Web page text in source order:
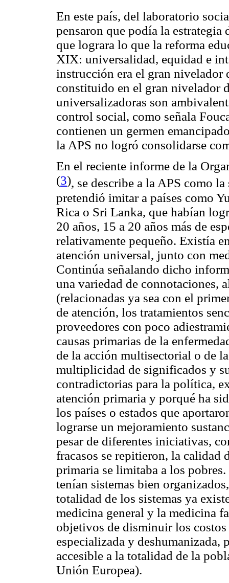
En este país, del laboratorio
pensaron que podía la
que lograra lo que la reforma
XIX: universalidad, equidad e
instrucción era el gran nivelador
constituido en el gran nivelador
universalizadoras son
control social, como señala
contienen un germen
la APS no logró consolidarse
En el reciente informe de la
(3), se describe a la APS como
pretendió imitar a países como
Rica o Sri Lanka, que habían
20 años, 15 a 20 años más de
relativamente pequeño. Existía
atención universal, junto con
Continúa señalando dicho
una variedad de connotaciones,
(relacionadas ya sea con el
de atención, los tratamientos
proveedores con poco
causas primarias de la
de la acción multisectorial o de
multiplicidad de significados y
contradictorias para la política,
atención primaria y porqué ha
los países o estados que
lograrse un mejoramiento
pesar de diferentes iniciativas,
fracasos se repitieron, la
primaria se limitaba a los
tenían sistemas bien
totalidad de los sistemas ya
medicina general y la medicina
objetivos de disminuir los
especializada y deshumanizada,
accesible a la totalidad de la
Unión Europea).